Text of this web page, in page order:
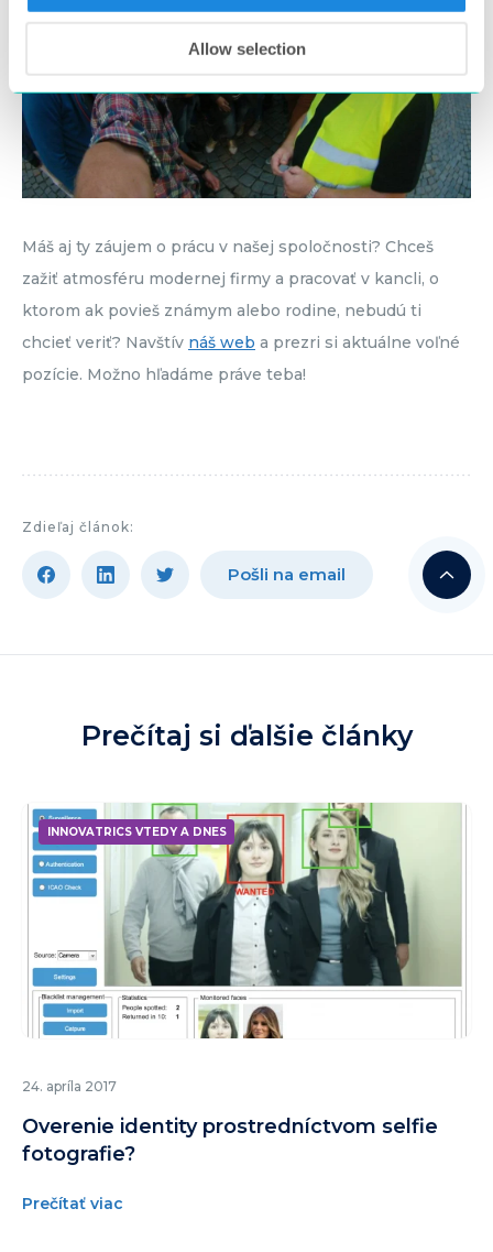
Allow selection
Máš aj ty záujem o prácu v našej spoločnosti? Chceš
zažiť atmosféru modernej firmy a pracovať v kancli, o
ktorom ak povieš známym alebo rodine, nebudú ti
chcieť veriť? Navštív náš web a prezri si aktuálne voľné
pozície. Možno hľadáme práve teba!
Zdieľaj článok:
Pošli na email
Prečítaj si ďalšie články
INNOVATRICS VTEDY A DNES
24. apríla 2017
Overenie identity prostredníctvom selfie
fotografie?
Prečítať viac